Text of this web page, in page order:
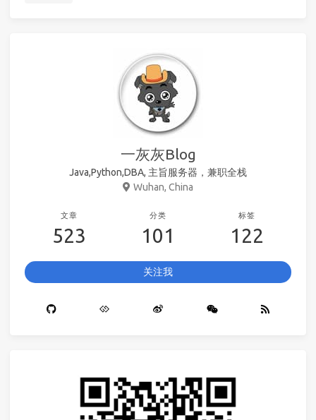
一灰灰Blog
Java,Python,DBA, 主旨服务器，兼职全栈
Wuhan, China
文章
523
分类
101
标签
122
关注我